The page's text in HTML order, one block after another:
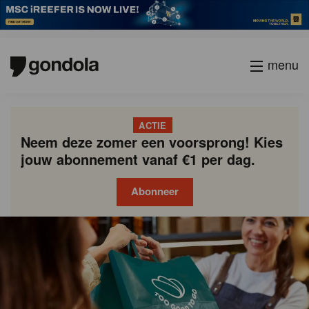
menu
ACTIE
Neem deze zomer een voorsprong! Kies
jouw abonnement vanaf €1 per dag.
Abonneer